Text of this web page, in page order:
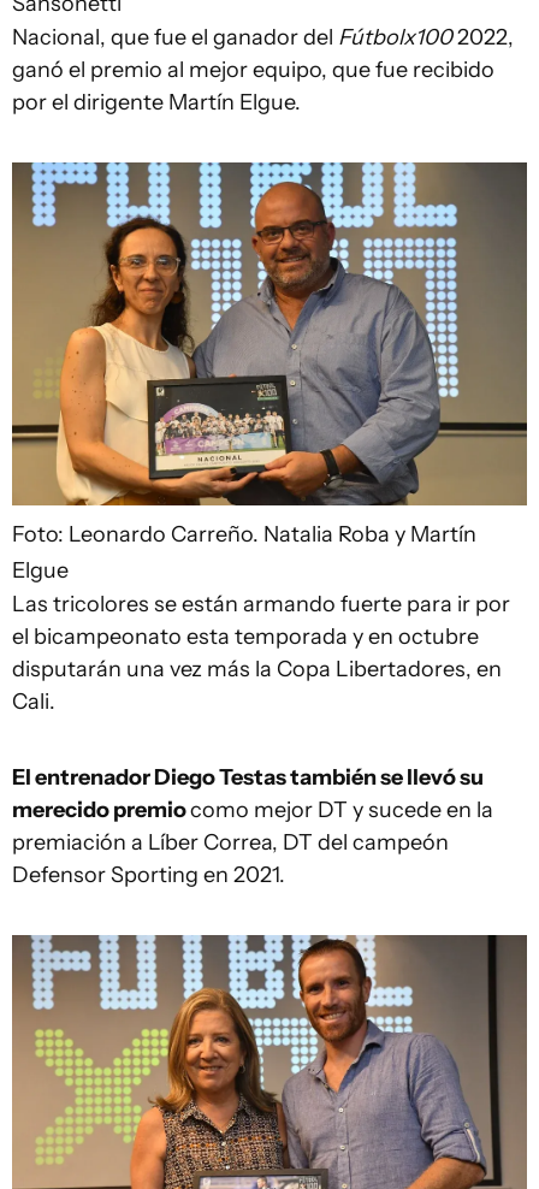
Nacional, que fue el ganador del Fútbolx1002022,
ganó el premio al mejor equipo, que fue recibido
por el dirigente Martín Elgue.
Foto: Leonardo Carreño. Natalia Roba y Martín
Elgue
Las tricolores se están armando fuerte para ir por
el bicampeonato esta temporada y en octubre
disputarán una vez más la Copa Libertadores, en
Cali.
El entrenador Diego Testas también se llevó su
merecido premiocomo mejor DT y sucede en la
premiación a Líber Correa, DT del campeón
Defensor Sporting en 2021.